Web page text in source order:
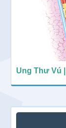
Ung Thư Vú